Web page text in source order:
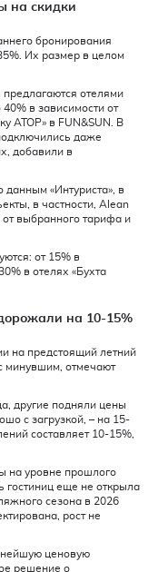
на скидки
бронирования
Их размер в целом
отелями
в зависимости от
АТОР» в FUN&SUN. В
даже
добавили в
«Интуриста», в
в частности, Alean
от выбранного тарифа и
от 15% в
в отелях «Бухта
на 10-15%
на предстоящий летний
минувшим, отмечают
другие подняли цены
с загрузкой, – на 15-
составляет 10-15%,
на уровне прошлого
гостиниц еще не открыла
сезона в 2026
рост не
ценовую
решение о